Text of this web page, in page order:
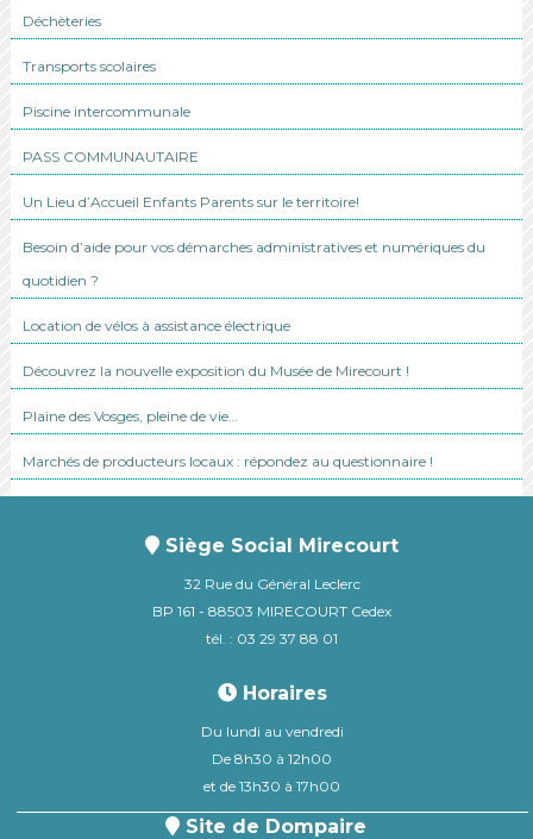
Déchèteries
Transports scolaires
Piscine intercommunale
PASS COMMUNAUTAIRE
Un Lieu d’Accueil Enfants Parents sur le territoire!
Besoin d’aide pour vos démarches administratives et numériques du
quotidien ?
Location de vélos à assistance électrique
Découvrez la nouvelle exposition du Musée de Mirecourt !
Plaine des Vosges, pleine de vie…
Marchés de producteurs locaux : répondez au questionnaire !
Siège Social Mirecourt
32 Rue du Général Leclerc
BP 161 - 88503 MIRECOURT Cedex
tél. : 03 29 37 88 01
Horaires
Du lundi au vendredi
De 8h30 à 12h00
et de 13h30 à 17h00
Site de Dompaire